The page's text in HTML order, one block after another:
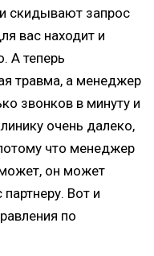
скидывают запрос
вас находит и
А теперь
травма, а менеджер
звонков в минуту и
очень далеко,
что менеджер
он может
Вот и
по